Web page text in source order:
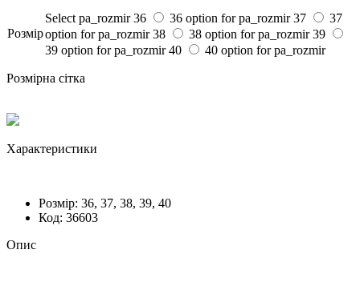
Розмiр
Select pa_rozmir 36 36 option for pa_rozmir 37
37
option for pa_rozmir 38 38 option for pa_rozmir 39
39 option for pa_rozmir 40 40 option for pa_rozmir
Розмірна сітка
Характеристики
Розмiр: 36, 37, 38, 39, 40
Код: 36603
Опис